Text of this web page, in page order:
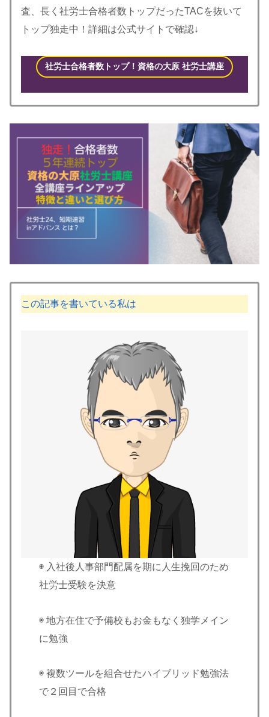
査、長く社労士合格者数トップだったTACを抜いて
トップ独走中！詳細は公式サイトで確認↓
社労士合格者数トップ！資格の大原 社労士講座
この記事を書いている私は
◉ 入社後人事部門配属を期に人生挽回のため
社労士受験を決意
◉ 地方在住で予備校もお金もなく独学メイン
に勉強
◉ 複数ツールを組合せたハイブリッド勉強法
で２回目で合格